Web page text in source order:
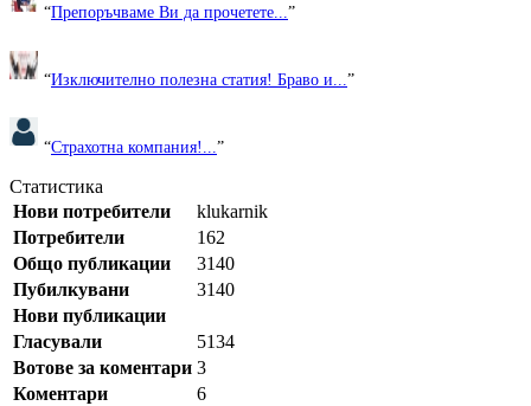
“Препоръчваме Ви да прочетете...”
“Изключително полезна статия! Браво и... ”
“Страхотна компания!... ”
Статистика
Нови потребители
klukarnik
Потребители
162
Общо публикации
3140
Пубилкувани
3140
Нови публикации
Гласували
5134
Вотове за коментари 3
Коментари
6